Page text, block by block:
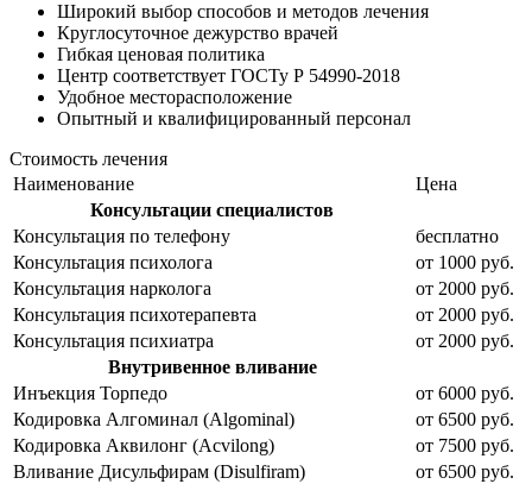
Широкий выбор способов и методов лечения
Круглосуточное дежурство врачей
Гибкая ценовая политика
Центр соответствует ГОСТу Р 54990-2018
Удобное месторасположение
Опытный и квалифицированный персонал
Стоимость лечения
Наименование
Цена
Консультации специалистов
Консультация по телефону
бесплатно
Консультация психолога
от 1000 руб.
Консультация нарколога
от 2000 руб.
Консультация психотерапевта
от 2000 руб.
Консультация психиатра
от 2000 руб.
Внутривенное вливание
Инъекция Торпедо
от 6000 руб.
Кодировка Алгоминал (Algominal)
от 6500 руб.
Кодировка Аквилонг (Acvilong)
от 7500 руб.
Вливание Дисульфирам (Disulfiram)
от 6500 руб.